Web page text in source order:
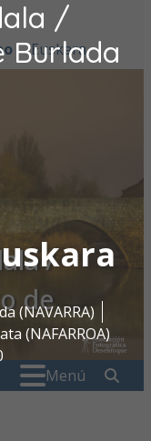
/
Burlada
(NAVARRA)
(NAFARROA)
Euskara
/
de
Menú